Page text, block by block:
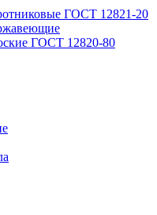
ГОСТ 12821-20
ГОСТ 12820-80